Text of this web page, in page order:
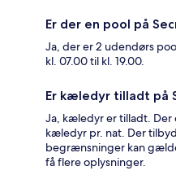
Er der en pool på
Ja, der er 2 udendørs
kl. 07.00 til kl. 19.00.
Er kæledyr tilladt på
Ja, kæledyr er tilladt.
kæledyr pr. nat. Der
begrænsninger kan
få flere oplysninger.